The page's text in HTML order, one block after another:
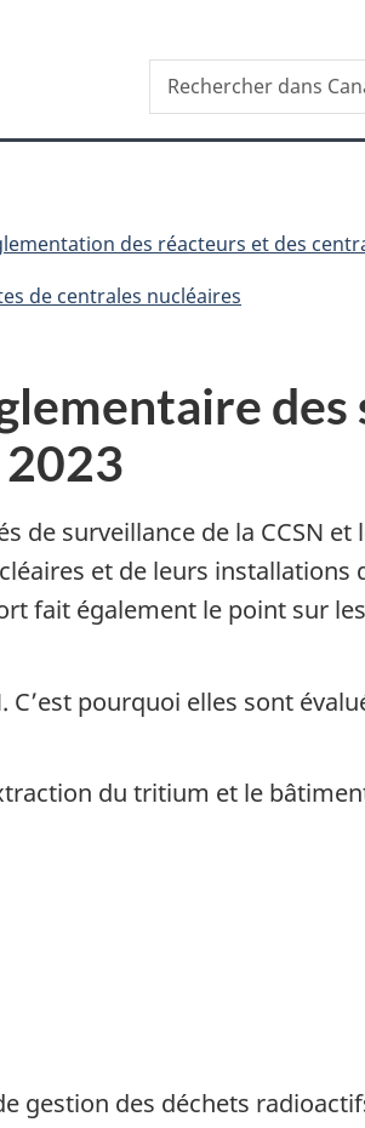
Rechercher
dans
des réacteurs et des
de centrales nucléaires
des
2023
de surveillance de la CCSN et
et de leurs installations
fait également le point sur
pourquoi elles sont
du tritium et le
gestion des déchets